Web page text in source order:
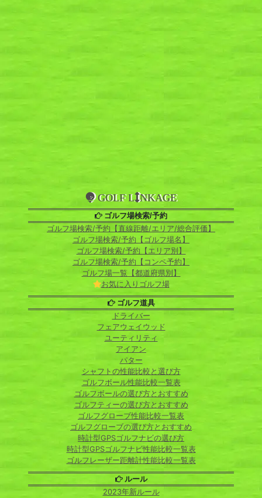
GOLF L NKAGE
ゴルフ場検索/予約
ゴルフ場検索/予約【直線距離/エリア/総合評価】
ゴルフ場検索/予約【ゴルフ場名】
ゴルフ場検索/予約【エリア別】
ゴルフ場検索/予約【コンペ予約】
ゴルフ場一覧【都道府県別】
お気に入りゴルフ場
ゴルフ道具
ドライバー
フェアウェイウッド
ユーティリティ
アイアン
パター
シャフトの性能比較と選び方
ゴルフボール性能比較一覧表
ゴルフボールの選び方とおすすめ
ゴルフティーの選び方とおすすめ
ゴルフグローブ性能比較一覧表
ゴルフグローブの選び方とおすすめ
時計型GPSゴルフナビの選び方
時計型GPSゴルフナビ性能比較一覧表
ゴルフレーザー距離計性能比較一覧表
ルール
2023年新ルール